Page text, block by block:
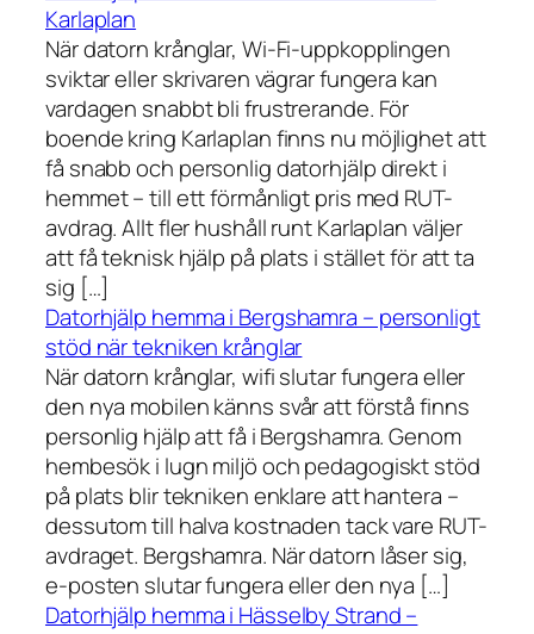
Karlaplan
När datorn krånglar, Wi-Fi-uppkopplingen
sviktar eller skrivaren vägrar fungera kan
vardagen snabbt bli frustrerande. För
boende kring Karlaplan finns nu möjlighet att
få snabb och personlig datorhjälp direkt i
hemmet – till ett förmånligt pris med RUT-
avdrag. Allt fler hushåll runt Karlaplan väljer
att få teknisk hjälp på plats i stället för att ta
sig […]
Datorhjälp hemma i Bergshamra – personligt
stöd när tekniken krånglar
När datorn krånglar, wifi slutar fungera eller
den nya mobilen känns svår att förstå finns
personlig hjälp att få i Bergshamra. Genom
hembesök i lugn miljö och pedagogiskt stöd
på plats blir tekniken enklare att hantera –
dessutom till halva kostnaden tack vare RUT-
avdraget. Bergshamra. När datorn låser sig,
e-posten slutar fungera eller den nya […]
Datorhjälp hemma i Hässelby Strand –